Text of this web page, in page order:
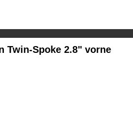
Twin-Spoke 2.8" vorne